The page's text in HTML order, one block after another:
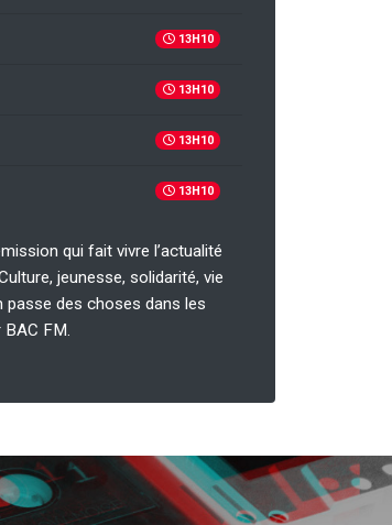
13H10
13H10
13H10
13H10
qui fait vivre l’actualité
jeunesse, solidarité, vie
passe des choses dans les
FM.